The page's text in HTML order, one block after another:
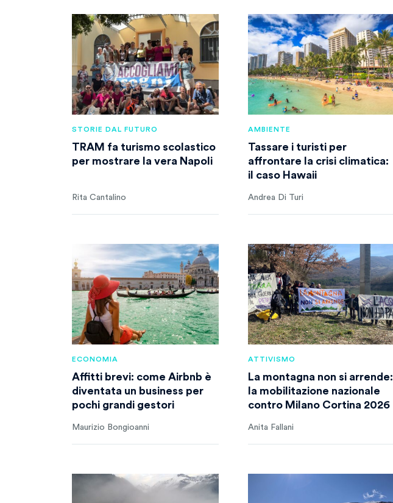
STORIE DAL FUTURO
TRAM fa turismo scolastico
per mostrare la vera Napoli
Rita Cantalino
AMBIENTE
Tassare i turisti per
affrontare la crisi climatica:
il caso Hawaii
Andrea Di Turi
ECONOMIA
Affitti brevi: come Airbnb è
diventata un business per
pochi grandi gestori
Maurizio Bongioanni
ATTIVISMO
La montagna non si arrende:
la mobilitazione nazionale
contro Milano Cortina 2026
Anita Fallani